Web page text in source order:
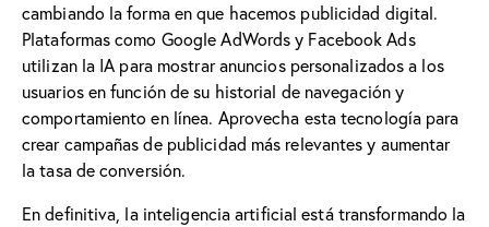
cambiando la forma en que hacemos publicidad digital.
Plataformas como Google AdWords y Facebook Ads
utilizan la IA para mostrar anuncios personalizados a los
usuarios en función de su historial de navegación y
comportamiento en línea. Aprovecha esta tecnología para
crear campañas de publicidad más relevantes y aumentar
la tasa de conversión.
En definitiva, la inteligencia artificial está transformando la